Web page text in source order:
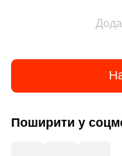
Поширити у